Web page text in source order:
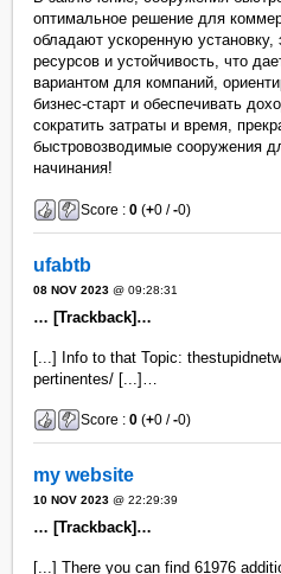
оптимальное решение для
обладают ускоренную
ресурсов и устойчивость, что
вариантом для компаний,
бизнес-старт и обеспечивать
сократить затраты и время,
быстровозводимые сооружения
начинания!
Score :0 (+0 /-0)
ufabtb
08 NOV 2023 @ 09:28:31
… [Trackback]…
[...] Info to that Topic:
pertinentes/ [...]…
Score :0 (+0 /-0)
my website
10 NOV 2023 @ 22:29:39
… [Trackback]…
[...] There you can find 61976